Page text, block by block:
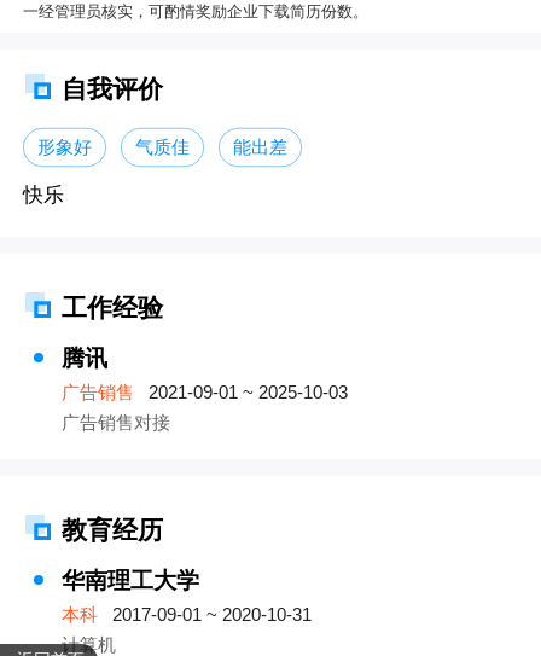
一经管理员核实，可酌情奖励企业下载简历份数。
自我评价
形象好 气质佳 能出差
快乐
工作经验
腾讯
广告销售
2021-09-01 ~ 2025-10-03
广告销售对接
教育经历
华南理工大学
本科
2017-09-01 ~ 2020-10-31
计算机